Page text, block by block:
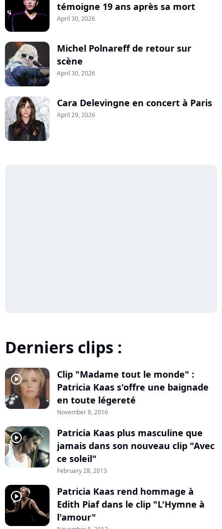
témoigne 19 ans après sa mort
April 30, 2026
Michel Polnareff de retour sur
scène
April 30, 2026
Cara Delevingne en concert à Paris
April 29, 2026
Derniers clips :
player2
Clip "Madame tout le monde" :
Patricia Kaas s'offre une baignade
en toute légereté
November 8, 2016
player2
Patricia Kaas plus masculine que
jamais dans son nouveau clip "Avec
ce soleil"
February 28, 2013
player2
Patricia Kaas rend hommage à
Edith Piaf dans le clip "L'Hymne à
l'amour"